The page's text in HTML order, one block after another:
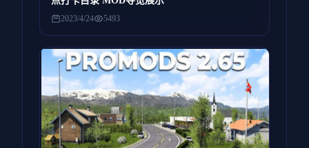
2023/4/24 5493